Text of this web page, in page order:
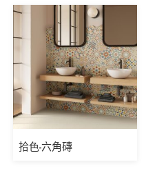
拾色-六角磚